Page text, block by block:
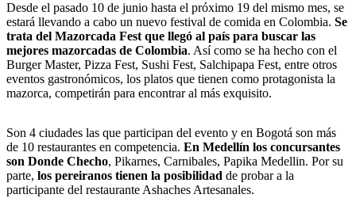
Desde el pasado 10 de junio hasta el próximo 19 del mismo mes, se
estará llevando a cabo un nuevo festival de comida en Colombia. Se
trata del Mazorcada Fest que llegó al país para buscar las
mejores mazorcadas de Colombia. Así como se ha hecho con el
Burger Master, Pizza Fest, Sushi Fest, Salchipapa Fest, entre otros
eventos gastronómicos, los platos que tienen como protagonista la
mazorca, competirán para encontrar al más exquisito.
Son 4 ciudades las que participan del evento y en Bogotá son más
de 10 restaurantes en competencia. En Medellín los concursantes
son Donde Checho, Pikarnes, Carnibales, Papika Medellin. Por su
parte, los pereiranos tienen la posibilidad de probar a la
participante del restaurante Ashaches Artesanales.